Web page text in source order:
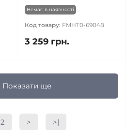
Немає в наявності
Код товару: FMHT0-69048
3 259 грн.
Показати ще
2 > >|